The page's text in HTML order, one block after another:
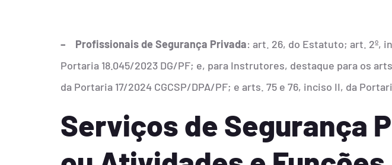
– Profissionais de Segurança Privada: art. 26, do Estatuto; art. 2º,
Portaria 18.045/2023 DG/PF; e, para Instrutores, destaque para os arts.
da Portaria 17/2024 CGCSP/DPA/PF; e arts. 75 e 76, inciso II, da
Serviços de Segurança